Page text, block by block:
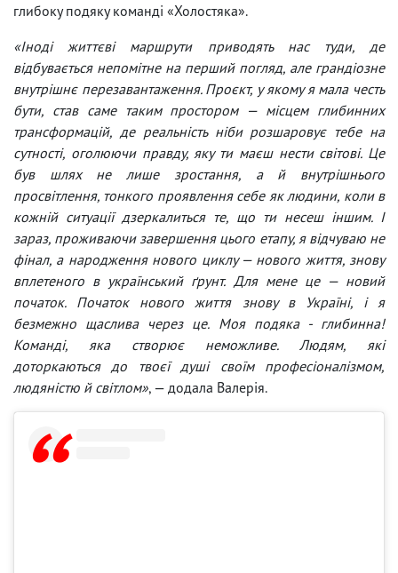
глибоку подяку команді «Холостяка».
«Іноді життєві маршрути приводять нас туди, де
відбувається непомітне на перший погляд, але грандіозне
внутрішнє перезавантаження. Проєкт, у якому я мала честь
бути, став саме таким простором — місцем глибинних
трансформацій, де реальність ніби розшаровує тебе на
сутності, оголюючи правду, яку ти маєш нести світові. Це
був шлях не лише зростання, а й внутрішнього
просвітлення, тонкого проявлення себе як людини, коли в
кожній ситуації дзеркалиться те, що ти несеш іншим. І
зараз, проживаючи завершення цього етапу, я відчуваю не
фінал, а народження нового циклу — нового життя, знову
вплетеного в український ґрунт. Для мене це — новий
початок. Початок нового життя знову в Україні, і я
безмежно щаслива через це. Моя подяка - глибинна!
Команді, яка створює неможливе. Людям, які
доторкаються до твоєї душі своїм професіоналізмом,
людяністю й світлом», — додала Валерія.